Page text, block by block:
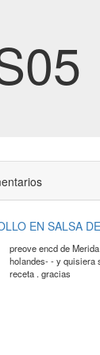
EN SALSA
preove encd de
holandes- - y quisiera
receta . gracias